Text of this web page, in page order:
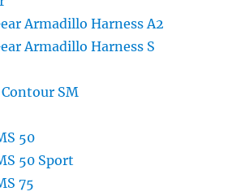
Armadillo Harness A2
Armadillo Harness S
SM
50
50 Sport
75